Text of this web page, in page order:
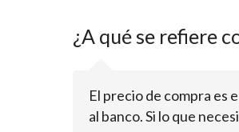
¿A qué se refiere
El precio de compra es
al banco. Si lo que